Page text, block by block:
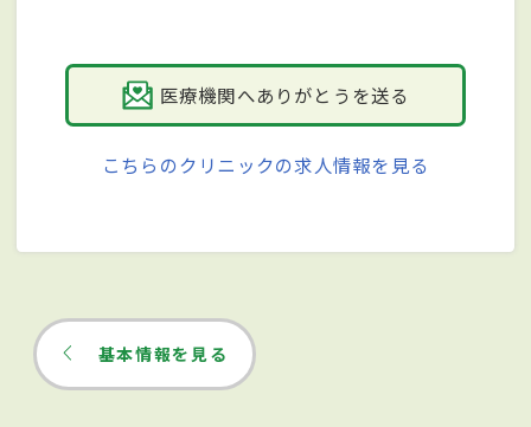
医療機関へありがとうを送る
こちらのクリニックの求人情報を見る
基本情報を見る